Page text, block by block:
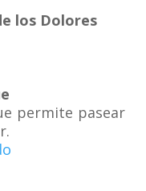
los Dolores
permite pasear